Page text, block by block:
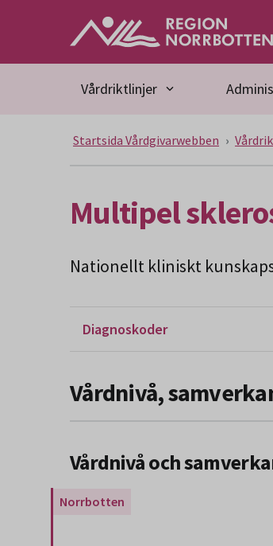
Gå till huvudmeny
Gå till övergripande innehåll
Vårdriktlinjer
Startsida Vårdgivarwebben
Multipel
Nationellt kliniskt
Diagnoskoder
Vårdnivå,
Vårdnivå och